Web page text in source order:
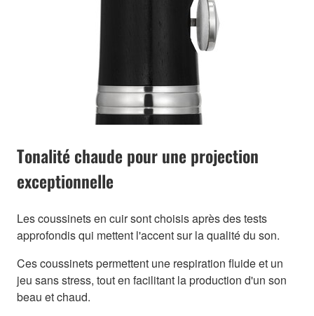
Tonalité chaude pour une projection
exceptionnelle
Les coussinets en cuir sont choisis après des tests
approfondis qui mettent l'accent sur la qualité du son.
Ces coussinets permettent une respiration fluide et un
jeu sans stress, tout en facilitant la production d'un son
beau et chaud.